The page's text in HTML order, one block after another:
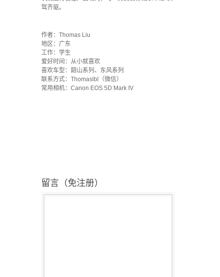
驾齐驱。
作者：Thomas Liu
地区：广东
工作：学生
爱好时间：从小就喜欢
喜欢车型：韶山系列、东风系列
联系方式：Thomaslbl（微信）
常用相机：Canon EOS 5D Mark IV
留言（免注册）